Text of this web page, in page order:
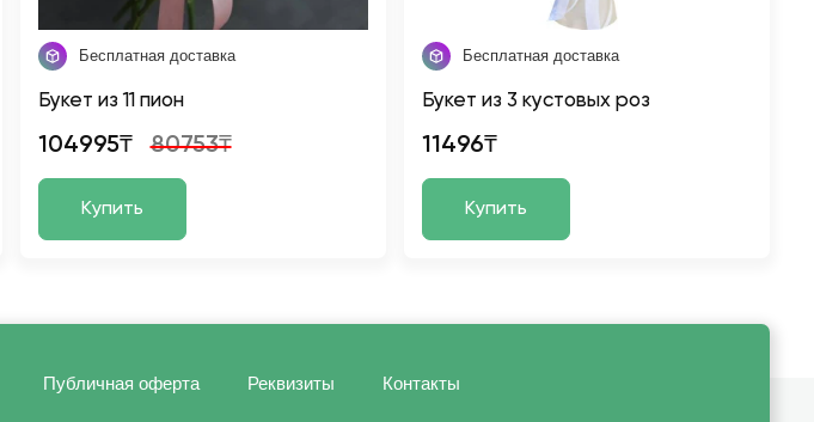
Бесплатная доставка
Букет из 11 пион
104995₸ 80753₸
Купить
Бесплатная доставка
Букет из 3 кустовых роз
11496₸
Купить
Публичная оферта Реквизиты Контакты